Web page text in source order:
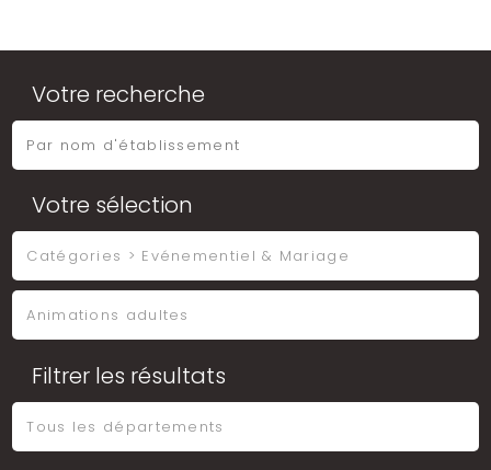
Votre recherche
Votre sélection
Filtrer les résultats